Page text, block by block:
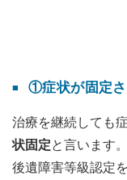
①症状が固定
治療を継続しても
状固定と言います。
後遺障害等級認定